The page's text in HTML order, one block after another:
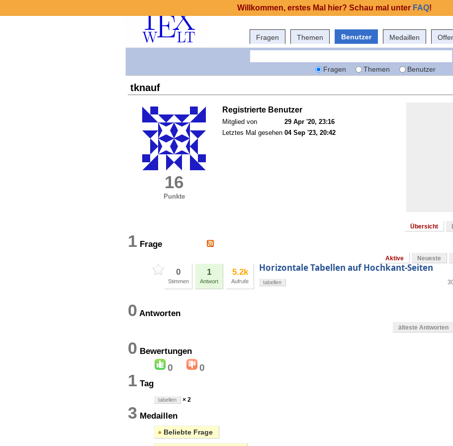
Fragen Themen Benutzer Medaillen
Fragen Themen Benutzer
tknauf
16
Punkte
Registrierte Benutzer
Mitglied von
29 Apr '20, 23:16
Letztes Mal gesehen 04 Sep '23, 20:42
Übersicht
1 Frage
Aktive Neueste
0
Stimmen
1
Antwort
5.2k
Aufrufe
Horizontale Tabellen auf Hochkant-Seiten
tabellen
0 Antworten
älteste Antworten
0 Bewertungen
0 0
1 Tag
tabellen × 2
3 Medaillen
● Beliebte Frage
Willkommen, erstes Mal hier? Schau mal unter FAQ!